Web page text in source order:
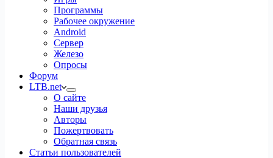
Программы
Рабочее окружение
Android
Сервер
Железо
Опросы
Форум
LTB.net
О сайте
Наши друзья
Авторы
Пожертвовать
Обратная связь
Статьи пользователей